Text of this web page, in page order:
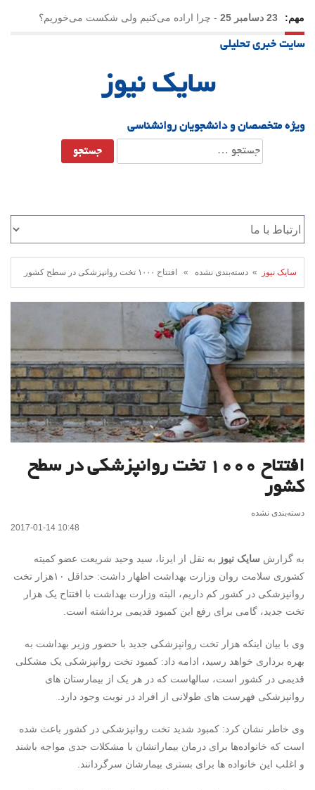
مهم: 23 دسامبر 25 - چرا اراده می‌کنیم ولی شکست می‌خوریم؟
21 دسامبر 25
سایت خبری تحلیلی
سایک نیوز
ویژه متخصصان و دانشجویان روانشناسی
جستجو
برای:
سایک نیوز » دسته‌بندی نشده » افتتاح ۱۰۰۰ تخت روانپزشکی در سطح کشور
افتتاح ۱۰۰۰ تخت روانپزشکی در سطح
کشور
دسته‌بندی نشده
2017-01-14 10:48
به گزارش سایک نیوز به نقل از ایرنا، سید وحید شریعت عضو کمیته
کشوری سلامت روان وزارت بهداشت اظهار داشت: حداقل ۱۰هزار تخت
روانپزشکی در کشور کم داریم، البته وزارت بهداشت با افتتاح یک هزار
تخت جدید، ‌گامی برای رفع این کمبود قدیمی برداشته است.
وی با بیان اینکه هزار تخت روانپزشکی جدید با حضور وزیر بهداشت به
بهره برداری خواهد رسید، ادامه داد: کمبود تخت روانپزشکی یک مشکلی
قدیمی در کشور است، سالهاست که در هر یک از بیمارستان های
روانپزشکی فهرست های طولانی از افراد در نوبت وجود دارد.
وی خاطر نشان کرد: کمبود شدید تخت روانپزشکی در کشور باعث شده
است که خانواده‌ها برای درمان بیمارانشان با مشکلات جدی مواجه باشند
و اغلب این خانواده ها برای بستری بیمارشان سرگردانند.